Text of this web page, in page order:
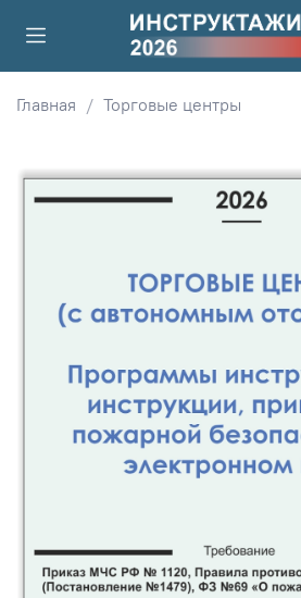
Главная Торговые центры